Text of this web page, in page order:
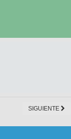
SIGUIENTE